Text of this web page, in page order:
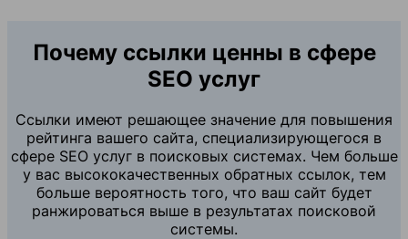
Почему ссылки ценны в сфере
SEO услуг
Ссылки имеют решающее значение для повышения
рейтинга вашего сайта, специализирующегося в
сфере SEO услуг в поисковых системах. Чем больше
у вас высококачественных обратных ссылок, тем
больше вероятность того, что ваш сайт будет
ранжироваться выше в результатах поисковой
системы.